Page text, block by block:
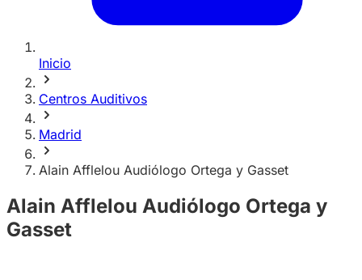
Inicio
Centros Auditivos
Madrid
Alain Afflelou Audiólogo Ortega y Gasset
Alain Afflelou Audiólogo Ortega y
Gasset